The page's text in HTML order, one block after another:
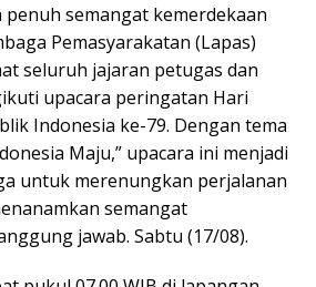
penuh semangat kemerdekaan
Pemasyarakatan (Lapas)
seluruh jajaran petugas dan
upacara peringatan Hari
Indonesia ke-79. Dengan tema
Maju,” upacara ini menjadi
untuk merenungkan perjalanan
semangat
jawab. Sabtu (17/08).